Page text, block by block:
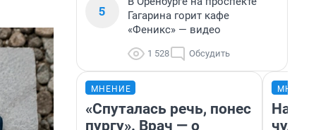
5
Гагарина горит кафе
«Феникс» — видео
1 528 Обсудить
МНЕНИЕ
«Спуталась речь, понес
пургу». Врач — о